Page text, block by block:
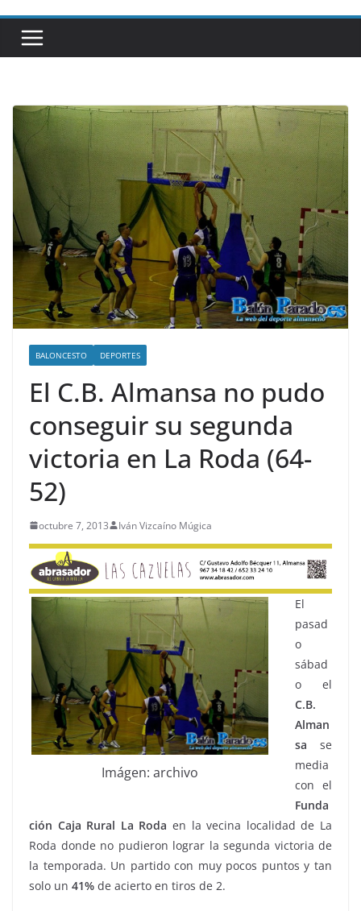
BALONCESTO DEPORTES
El C.B. Almansa no pudo
conseguir su segunda
victoria en La Roda (64-
52)
octubre 7, 2013 Iván Vizcaíno Múgica
Imágen: archivo
El
pasad
o
sábad
o el
C.B.
Alman
sa se
media
con el
Funda
ción Caja Rural La Roda en la vecina localidad de La
Roda donde no pudieron lograr la segunda victoria de
la temporada. Un partido con muy pocos puntos y tan
solo un 41% de acierto en tiros de 2.